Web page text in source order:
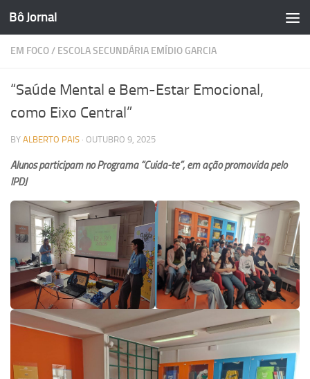
Skip to content
Bô Jornal
EM FOCO/ ESCOLA SECUNDÁRIA EMÍDIO GARCIA
“Saúde Mental e Bem-Estar Emocional,
como Eixo Central”
BY ALBERTO PAIS · OUTUBRO 9, 2025
Alunos participam no Programa “Cuida-te”, em ação promovida pelo
IPDJ